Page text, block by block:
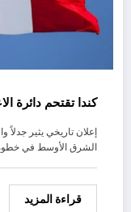
كندا تقتحم دائرة
إعلان تاريخي يثير
الشرق الأوسط في
قراءة المزيد